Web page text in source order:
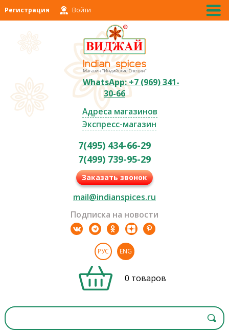
Регистрация Войти
WhatsApp: +7 (969) 341-
30-66
Адреса магазинов
Экспресс-магазин
7(495) 434-66-29
7(499) 739-95-29
Заказать звонок
mail@indianspices.ru
Подписка на новости
РУС ENG
0 товаров